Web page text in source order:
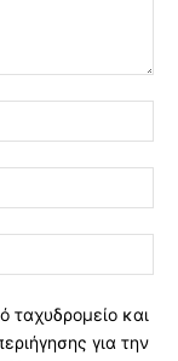
ταχυδρομείο και
για την